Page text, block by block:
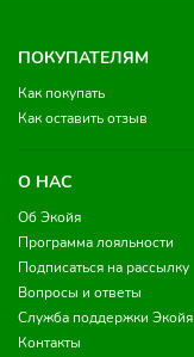
ПОКУПАТЕЛЯМ
Как покупать
Как оставить отзыв
О НАС
Об Экойя
Программа лояльности
Подписаться на рассылку
Вопросы и ответы
Служба поддержки Экойя
Контакты